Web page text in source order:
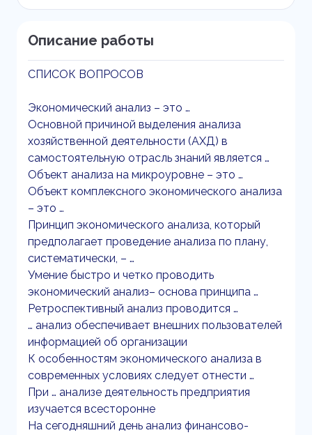
Описание работы
СПИСОК ВОПРОСОВ
Экономический анализ – это …
Основной причиной выделения анализа
хозяйственной деятельности (АХД) в
самостоятельную отрасль знаний является …
Объект анализа на микроуровне – это …
Объект комплексного экономического анализа
– это …
Принцип экономического анализа, который
предполагает проведение анализа по плану,
систематически, – …
Умение быстро и четко проводить
экономический анализ– основа принципа …
Ретроспективный анализ проводится …
… анализ обеспечивает внешних пользователей
информацией об организации
К особенностям экономического анализа в
современных условиях следует отнести …
При … анализе деятельность предприятия
изучается всесторонне
На сегодняшний день анализ финансово-